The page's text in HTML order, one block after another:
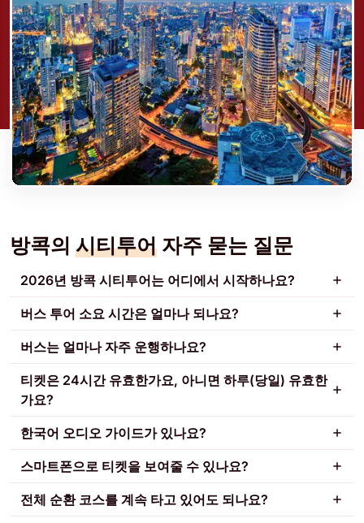
방콕의 시티투어 자주 묻는 질문
2026년 방콕 시티투어는 어디에서 시작하나요?
버스 투어 소요 시간은 얼마나 되나요?
버스는 얼마나 자주 운행하나요?
티켓은 24시간 유효한가요, 아니면 하루(당일) 유효한
가요?
한국어 오디오 가이드가 있나요?
스마트폰으로 티켓을 보여줄 수 있나요?
전체 순환 코스를 계속 타고 있어도 되나요?